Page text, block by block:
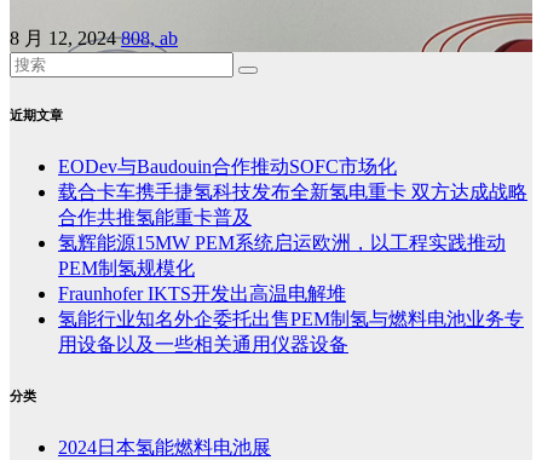
8 月 12, 2024808, ab
近期文章
EODev与Baudouin合作推动SOFC市场化
载合卡车携手捷氢科技发布全新氢电重卡 双方达成战略
合作共推氢能重卡普及
氢辉能源15MW PEM系统启运欧洲，以工程实践推动
PEM制氢规模化
Fraunhofer IKTS开发出高温电解堆
氢能行业知名外企委托出售PEM制氢与燃料电池业务专
用设备以及一些相关通用仪器设备
分类
2024日本氢能燃料电池展